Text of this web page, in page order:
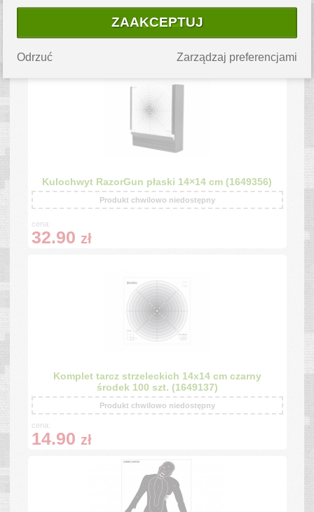
115.00
Kulochwyt RazorGun płaski 14×14 cm (1649356)
Produkt chwilowo niedostępny
cena:
32.90 zł
Komplet tarcz strzeleckich 14x14 cm czarny
środek 100 szt. (1649137)
Produkt chwilowo niedostępny
cena:
14.90 zł
ZAAKCEPTUJ
Zarządzaj preferencjami
Odrzuć